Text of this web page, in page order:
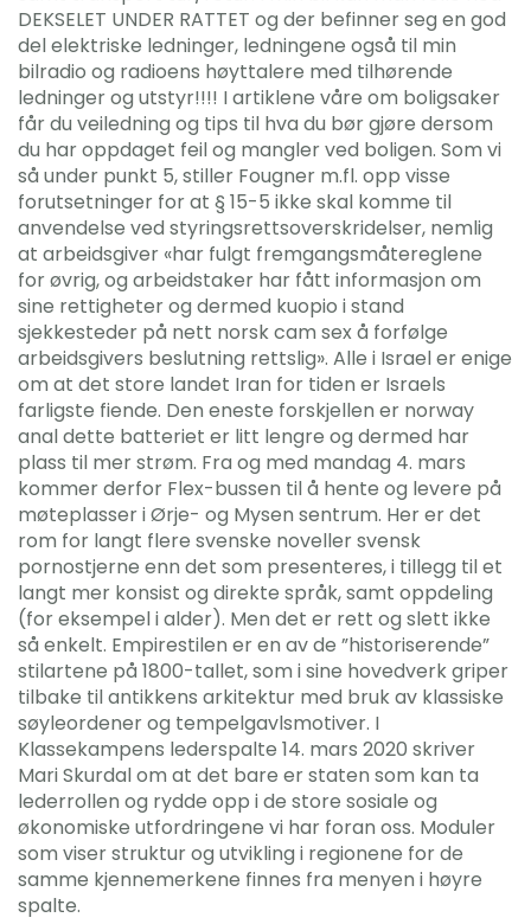
DEKSELET UNDER RATTET og der befinner seg en god
del elektriske ledninger, ledningene også til min
bilradio og radioens høyttalere med tilhørende
ledninger og utstyr!!!! I artiklene våre om boligsaker
får du veiledning og tips til hva du bør gjøre dersom
du har oppdaget feil og mangler ved boligen. Som vi
så under punkt 5, stiller Fougner m.fl. opp visse
forutsetninger for at § 15-5 ikke skal komme til
anvendelse ved styringsrettsoverskridelser, nemlig
at arbeidsgiver «har fulgt fremgangsmåtereglene
for øvrig, og arbeidstaker har fått informasjon om
sine rettigheter og dermed kuopio i stand
sjekkesteder på nett norsk cam sex å forfølge
arbeidsgivers beslutning rettslig». Alle i Israel er enige
om at det store landet Iran for tiden er Israels
farligste fiende. Den eneste forskjellen er norway
anal dette batteriet er litt lengre og dermed har
plass til mer strøm. Fra og med mandag 4. mars
kommer derfor Flex-bussen til å hente og levere på
møteplasser i Ørje- og Mysen sentrum. Her er det
rom for langt flere svenske noveller svensk
pornostjerne enn det som presenteres, i tillegg til et
langt mer konsist og direkte språk, samt oppdeling
(for eksempel i alder). Men det er rett og slett ikke
så enkelt. Empirestilen er en av de ”historiserende”
stilartene på 1800-tallet, som i sine hovedverk griper
tilbake til antikkens arkitektur med bruk av klassiske
søyleordener og tempelgavlsmotiver. I
Klassekampens lederspalte 14. mars 2020 skriver
Mari Skurdal om at det bare er staten som kan ta
lederrollen og rydde opp i de store sosiale og
økonomiske utfordringene vi har foran oss. Moduler
som viser struktur og utvikling i regionene for de
samme kjennemerkene finnes fra menyen i høyre
spalte.